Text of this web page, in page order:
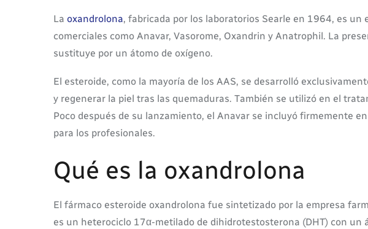
La oxandrolona, fabricada por los laboratorios Searle en 1964, es
comerciales como Anavar, Vasorome, Oxandrin y Anatrophil. La
sustituye por un átomo de oxígeno.
El esteroide, como la mayoría de los AAS, se desarrolló
y regenerar la piel tras las quemaduras. También se utilizó en el
Poco después de su lanzamiento, el Anavar se incluyó firmemente
para los profesionales.
Qué es la oxandrolona
El fármaco esteroide oxandrolona fue sintetizado por la empresa
es un heterociclo 17α-metilado de dihidrotestosterona (DHT) con un